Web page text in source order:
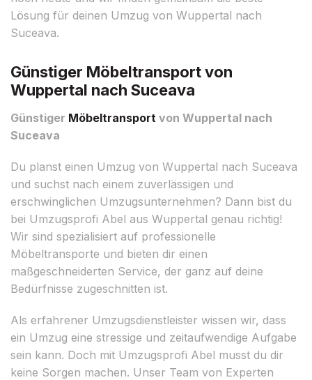
Lösung für deinen Umzug von Wuppertal nach
Suceava.
Günstiger Möbeltransport von
Wuppertal nach Suceava
Günstiger Möbeltransport von Wuppertal nach
Suceava
Du planst einen Umzug von Wuppertal nach Suceava
und suchst nach einem zuverlässigen und
erschwinglichen Umzugsunternehmen? Dann bist du
bei Umzugsprofi Abel aus Wuppertal genau richtig!
Wir sind spezialisiert auf professionelle
Möbeltransporte und bieten dir einen
maßgeschneiderten Service, der ganz auf deine
Bedürfnisse zugeschnitten ist.
Als erfahrener Umzugsdienstleister wissen wir, dass
ein Umzug eine stressige und zeitaufwendige Aufgabe
sein kann. Doch mit Umzugsprofi Abel musst du dir
keine Sorgen machen. Unser Team von Experten